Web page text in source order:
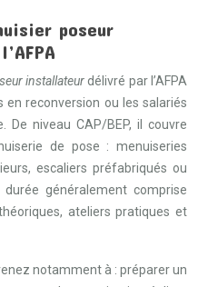
poseur
installateurdélivré par l’AFPA
reconversion ou les salariés
De niveau CAP/BEP, il couvre
de pose : menuiseries
escaliers préfabriqués ou
généralement comprise
ateliers pratiques et
notamment à : préparer un